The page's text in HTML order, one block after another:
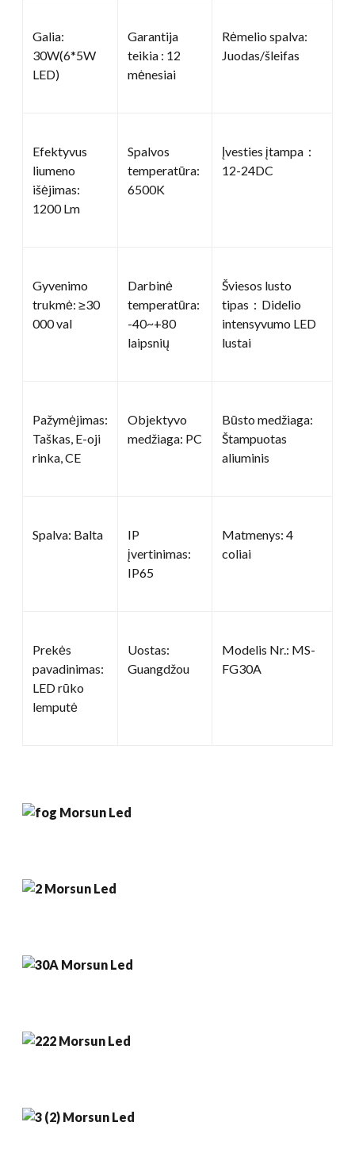
Galia:
30W(6*5W
LED)
Garantija
teikia : 12
mėnesiai
Rėmelio spalva:
Juodas/šleifas
Efektyvus
liumeno
išėjimas:
1200 Lm
Spalvos
temperatūra:
6500K
Įvesties įtampa：
12-24DC
Gyvenimo
trukmė: ≥30
000 val
Darbinė
temperatūra:
-40~+80
laipsnių
Šviesos lusto
tipas：Didelio
intensyvumo LED
lustai
Pažymėjimas:
Taškas, E-oji
rinka, CE
Objektyvo
medžiaga: PC
Būsto medžiaga:
Štampuotas
aliuminis
Spalva: Balta
IP
įvertinimas:
IP65
Matmenys: 4
coliai
Prekės
pavadinimas:
LED rūko
lemputė
Uostas:
Guangdžou
Modelis Nr.: MS-
FG30A